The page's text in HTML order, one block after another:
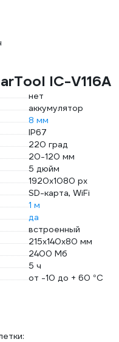
IC-V116A
нет
аккумулятор
8 мм
IP67
220 град
20-120 мм
5 дюйм
1920х1080 px
SD-карта, WiFi
1 м
да
встроенный
215x140x80 мм
2400 Мб
5 ч
от -10 до + 60 °С